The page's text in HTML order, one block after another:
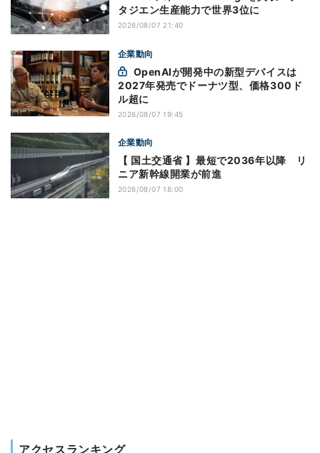
タジエン生産能力で世界3位に
2026/08/07 21:40
企業動向
2027年発売でドーナツ型、価格300ド
ル超に
2026/08/07 19:45
企業動向
【 国土交通省 】最短で2036年以降 リ
ニア新幹線開業が前進
2026/08/07 18:00
アクセスランキング